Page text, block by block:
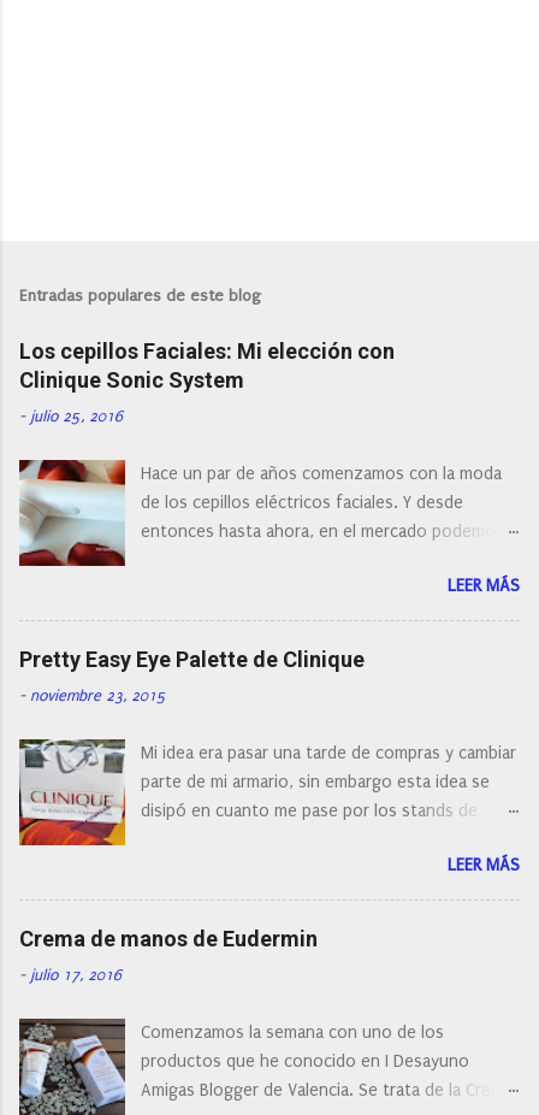
Entradas populares de este blog
Los cepillos Faciales: Mi elección con
Clinique Sonic System
- julio 25, 2016
Hace un par de años comenzamos con la moda
de los cepillos eléctricos faciales. Y desde
entonces hasta ahora, en el mercado podemos
con diferentes características, a pilas, a batería,
cepillos de rotación o de oscilación... y
naturalmente de todos los precios. Existe en la
actualidad tal variedad, que antes de hacer la
compra debemos de hacernos unas preguntas:
post os voy a dar mi opinión de porque elegí mi
cepillo facial de Clinique
LEER MÁS
Pretty Easy Eye Palette de Clinique
- noviembre 23, 2015
Mi idea era pasar una tarde de compras y cambiar
parte de mi armario, sin embargo esta idea se
disipó en cuanto me pase por los stands de
resistirse a esta paleta de colores de Clinique.
LEER MÁS
Crema de manos de Eudermin
- julio 17, 2016
Comenzamos la semana con uno de los
productos que he conocido en I Desayuno
Amigas Blogger de Valencia. Se trata de la Crema